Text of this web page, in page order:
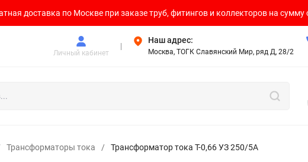
доставка по Москве при заказе труб, фитингов и коллекторов на сумму
Личный кабинет
Наш адрес:
Москва, ТОГК Славянский Мир, ряд Д, 28/2
Трансформаторы тока / Трансформатор тока Т-0,66 УЗ 250/5А